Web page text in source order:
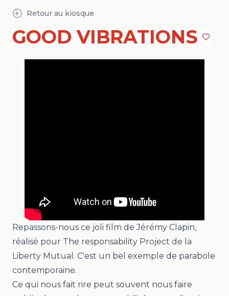
Retour au kiosque
GOOD VIBRATIONS
Repassons-nous ce joli film de Jérémy Clapin,
réalisé pour The responsability Project de la
Liberty Mutual . C'est un bel exemple de parabole
contemporaine.
Ce qui nous fait rire peut souvent nous faire